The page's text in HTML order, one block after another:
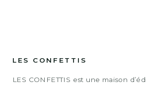
LES CONFETTIS
LES CONFETTIS est une maison